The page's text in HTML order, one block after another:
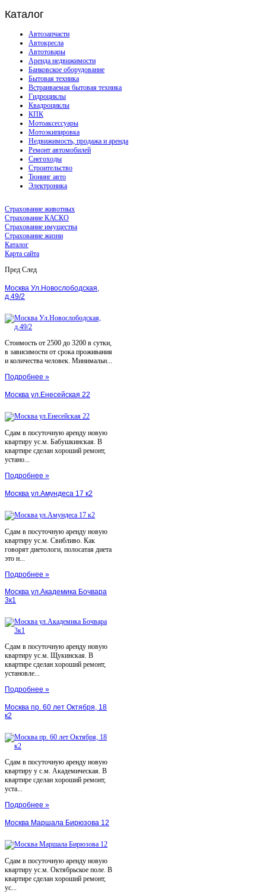
Каталог
Автозапчасти
Автокресла
Автотовары
Аренда недвижимости
Банковское оборудование
Бытовая техника
Встраиваемая бытовая техника
Гидроциклы
Квадроциклы
КПК
Мотоаксессуары
Мотоэкипировка
Недвижимость, продажа и аренда
Ремонт автомобилей
Снегоходы
Строительство
Тюнинг авто
Электроника
Страхование животных
Страхование КАСКО
Страхование имущества
Страхование жизни
Каталог
Карта сайта
Пред След
Москва Ул.Новослободская,
д.49/2
Стоимость от 2500 до 3200 в сутки,
в зависимости от срока проживания
и количества человек. Минимальн...
Подробнее »
Москва ул.Енесейская 22
Сдам в посуточную аренду новую
квартиру ус.м. Бабушкинская. В
квартире сделан хороший ремонт,
устано...
Подробнее »
Москва ул.Амундеса 17 к2
Сдам в посуточную аренду новую
квартиру ус.м. Свибливо. Как
говорят диетологи, полосатая диета
это н...
Подробнее »
Москва ул.Академика Бочвара
3к1
Сдам в посуточную аренду новую
квартиру ус.м. Щукинская. В
квартире сделан хороший ремонт,
установле...
Подробнее »
Москва пр. 60 лет Октября, 18
к2
Сдам в посуточную аренду новую
квартиру у с.м. Академическая. В
квартире сделан хороший ремонт,
уста...
Подробнее »
Москва Маршала Бирюзова 12
Сдам в посуточную аренду новую
квартиру ус.м. Октябрьское поле. В
квартире сделан хороший ремонт,
ус...